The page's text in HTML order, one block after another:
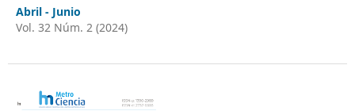
Abril - Junio
Vol. 32 Núm. 2 (2024)